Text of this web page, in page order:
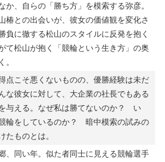
か、自らの「勝ち方」を模索する弥彦。
椿との出会いが、彼女の価値観を変化さ
負に徹する松山のスタイルに反発を抱く
て松山が抱く「競輪という生き方」の奥
。
点こそ悪くないものの、優勝経験は未だ
な彼女に対して、大企業の社長でもある
与える。なぜ私は勝てないのか？ い
輪をしているのか？ 暗中模索の試みの
たものとは。
、同い年。似た者同士に見える競輪選手